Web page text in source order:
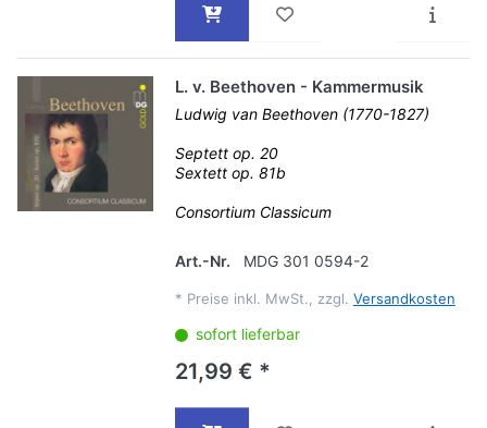
L. v. Beethoven - Kammermusik
Ludwig van Beethoven (1770-1827)
Septett op. 20
Sextett op. 81b
Consortium Classicum
Art.-Nr. MDG 301 0594-2
* Preise inkl. MwSt., zzgl. Versandkosten
sofort lieferbar
21,99 € *